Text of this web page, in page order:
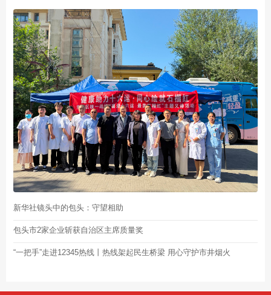
新华社镜头中的包头：守望相助
包头市2家企业斩获自治区主席质量奖
“一把手”走进12345热线丨热线架起民生桥梁 用心守护市井烟火